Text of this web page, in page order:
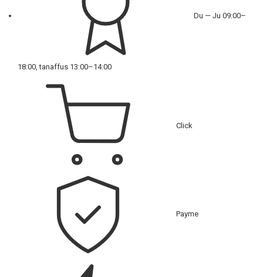
Du — Ju 09:00–
18:00, tanaffus 13:00–14:00
Click
Payme